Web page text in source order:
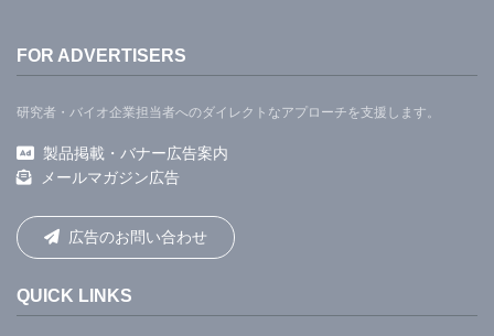
FOR ADVERTISERS
研究者・バイオ企業担当者へのダイレクトなアプローチを支援します。
製品掲載・バナー広告案内
メールマガジン広告
広告のお問い合わせ
QUICK LINKS